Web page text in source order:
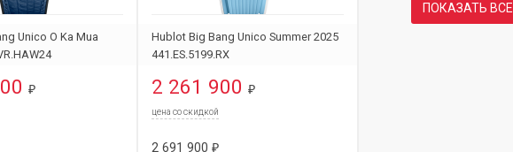
Unico O Ka Mua
₽
Hublot Big Bang Unico Summer 2025
441.ES.5199.RX
2 261 900 ₽
цена со скидкой
2 691 900 ₽
ПОКАЗАТЬ ВСЕ